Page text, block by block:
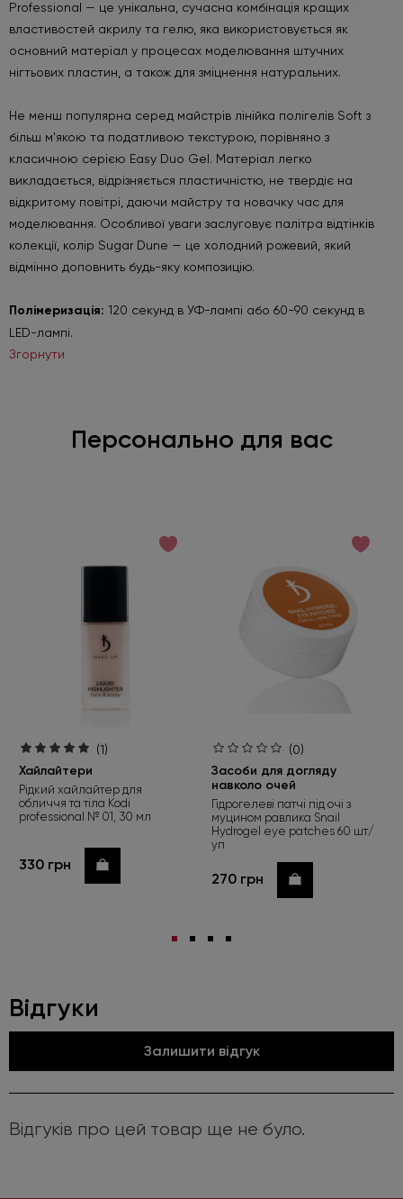
Professional — це унікальна, сучасна комбінація кращих
властивостей акрилу та гелю, яка використовується як
основний матеріал у процесах моделювання штучних
нігтьових пластин, а також для зміцнення натуральних.
Не менш популярна серед майстрів лінійка полігелів Soft з
більш м'якою та податливою текстурою, порівняно з
класичною серією Easy Duo Gel. Матеріал легко
викладається, відрізняється пластичністю, не твердіє на
відкритому повітрі, даючи майстру та новачку час для
моделювання. Особливої ​​уваги заслуговує палітра відтінків
колекції, колір Sugar Dune — це холодний рожевий, який
відмінно доповнить будь-яку композицію.
Полімеризація: 120 секунд в УФ-лампі або 60-90 секунд в
LED-лампі.
Згорнути
Персонально для вас
(1)
Хайлайтери
Рідкий хайлайтер для
обличчя та тіла Kodi
professional № 01, 30 мл
330 грн Купити
(0)
Засоби для догляду
навколо очей
Гідрогелеві патчі під очі з
муцином равлика Snail
Hydrogel eye patches 60 шт/
уп
270 грн Купити
Відгуки
Залишити відгук
Відгуків про цей товар ще не було.